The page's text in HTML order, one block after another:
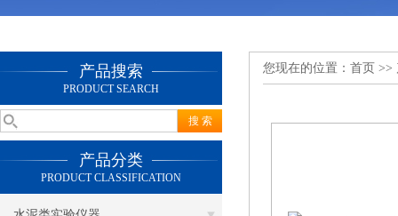
产品搜索
PRODUCT SEARCH
产品分类
PRODUCT CLASSIFICATION
您现在的位置： 首页 >>